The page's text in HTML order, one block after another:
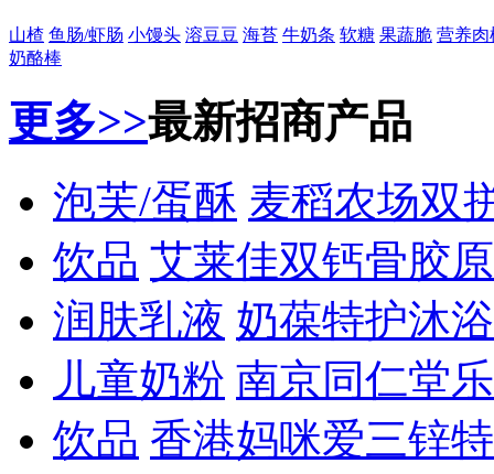
山楂 鱼肠/虾肠 小馒头 溶豆豆 海苔 牛奶条 软糖 果蔬脆 营养肉
奶酪棒
更多>>最新招商产品
泡芙/蛋酥 麦稻农场双
饮品 艾莱佳双钙骨胶
润肤乳液 奶葆特护沐
儿童奶粉 南京同仁堂
饮品 香港妈咪爱三锌